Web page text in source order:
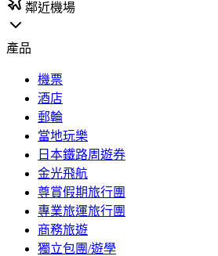
鄰近機場
產品
機票
酒店
郵輪
當地玩樂
日本鐵路周遊券
金光飛航
尊賞假期旅行團
專業旅運旅行團
商務旅遊
獨立包團/遊學